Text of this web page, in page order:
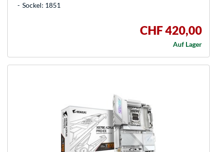
Sockel: 1851
CHF 420,00
Auf Lager